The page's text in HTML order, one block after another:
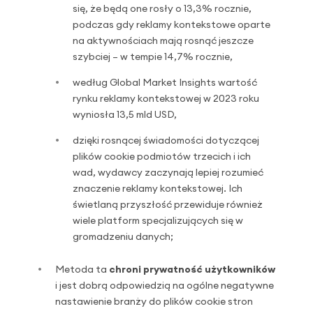
się, że będą one rosły o 13,3% rocznie,
podczas gdy reklamy kontekstowe oparte
na aktywnościach mają rosnąć jeszcze
szybciej – w tempie 14,7% rocznie,
według Global Market Insights wartość
rynku reklamy kontekstowej w 2023 roku
wyniosła 13,5 mld USD,
dzięki rosnącej świadomości dotyczącej
plików cookie podmiotów trzecich i ich
wad, wydawcy zaczynają lepiej rozumieć
znaczenie reklamy kontekstowej. Ich
świetlaną przyszłość przewiduje również
wiele platform specjalizujących się w
gromadzeniu danych;
Metoda ta chroni prywatność użytkowników
i jest dobrą odpowiedzią na ogólne negatywne
nastawienie branży do plików cookie stron